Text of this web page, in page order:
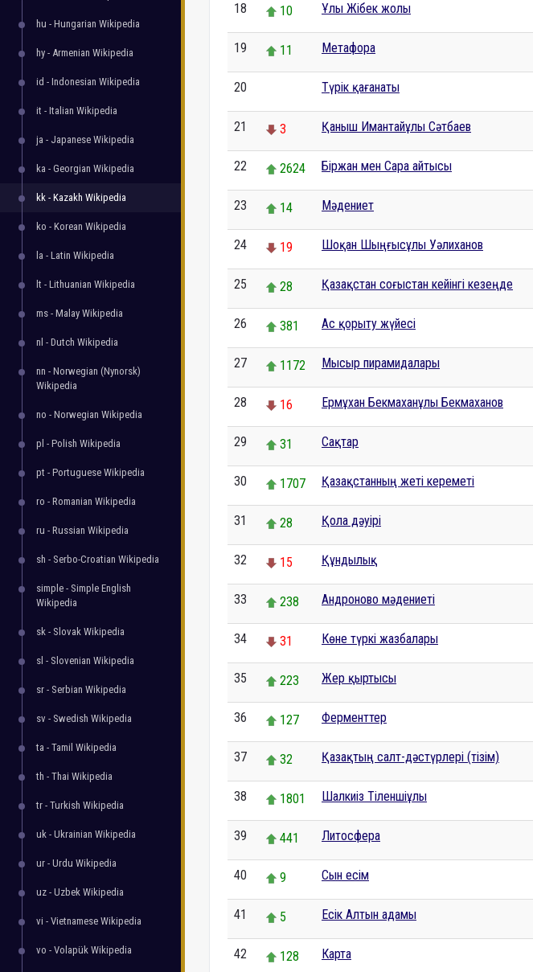
hu - Hungarian Wikipedia
hy - Armenian Wikipedia
id - Indonesian Wikipedia
it - Italian Wikipedia
ja - Japanese Wikipedia
ka - Georgian Wikipedia
kk - Kazakh Wikipedia
ko - Korean Wikipedia
la - Latin Wikipedia
lt - Lithuanian Wikipedia
ms - Malay Wikipedia
nl - Dutch Wikipedia
nn - Norwegian (Nynorsk)
Wikipedia
no - Norwegian Wikipedia
pl - Polish Wikipedia
pt - Portuguese Wikipedia
ro - Romanian Wikipedia
ru - Russian Wikipedia
sh - Serbo-Croatian Wikipedia
simple - Simple English
Wikipedia
sk - Slovak Wikipedia
sl - Slovenian Wikipedia
sr - Serbian Wikipedia
sv - Swedish Wikipedia
ta - Tamil Wikipedia
th - Thai Wikipedia
tr - Turkish Wikipedia
uk - Ukrainian Wikipedia
ur - Urdu Wikipedia
uz - Uzbek Wikipedia
vi - Vietnamese Wikipedia
vo - Volapük Wikipedia
18 10 Ұлы Жібек жолы
19 11 Метафора
20 Түрік қағанаты
21 3 Қаныш Имантайұлы Сәтбаев
22 2624 Біржан мен Сара айтысы
23 14 Мәдениет
24 19 Шоқан Шыңғысұлы Уәлиханов
25 28 Қазақстан соғыстан кейінгі кезеңде
26 381 Ас қорыту жүйесі
27 1172 Мысыр пирамидалары
28 16 Ермұхан Бекмаханұлы Бекмаханов
29 31 Сақтар
30 1707 Қазақстанның жеті кереметі
31 28 Қола дәуірі
32 15 Құндылық
33 238 Андроново мәдениеті
34 31 Көне түркі жазбалары
35 223 Жер қыртысы
36 127 Ферменттер
37 32 Қазақтың салт-дәстүрлері (тізім)
38 1801 Шалкиіз Тіленшіұлы
39 441 Литосфера
40 9 Сын есім
41 5 Есік Алтын адамы
42 128 Карта